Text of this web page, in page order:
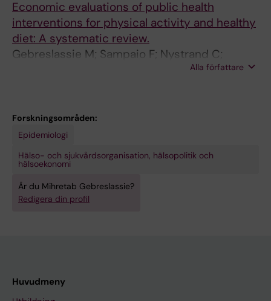
Economic evaluations of public health
interventions for physical activity and healthy
diet: A systematic review.
Gebreslassie M; Sampaio F; Nystrand C;
Alla författare
Forskningsområden:
Epidemiologi
Hälso- och sjukvårdsorganisation, hälsopolitik och
hälsoekonomi
Är du Mihretab Gebreslassie?
Redigera din profil
Huvudmeny